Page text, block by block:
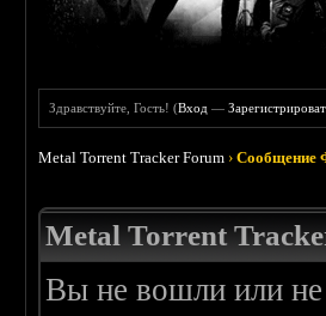
Здравствуйте, Гость! (Вход —
Metal Torrent Tracker Forum ›Сообщение
Metal Torrent
Вы не вошли или не